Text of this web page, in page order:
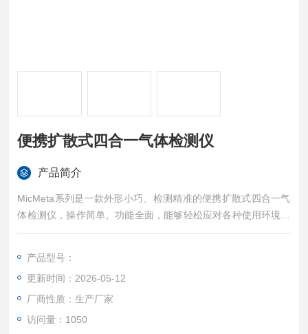
便携扩散式四合一气体检测仪
产品简介
MicMeta系列是一款外形小巧、检测精准的便携扩散式四合一气
体检测仪，操作简单、功能全面，能够轻松应对各种使用环境快
速检测: 一氧化碳，硫化氢，氧气和可燃气体四种气体浓度。
产品型号：
更新时间：2026-05-12
厂商性质：生产厂家
访问量：1050